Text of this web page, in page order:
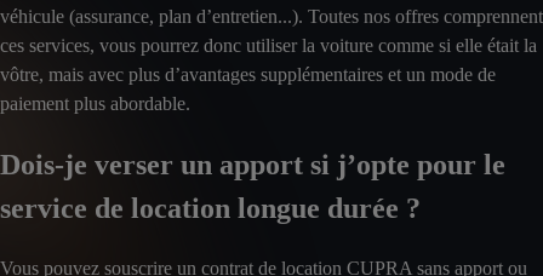
véhicule (assurance, plan d’entretien...). Toutes nos offres comprennent
ces services, vous pourrez donc utiliser la voiture comme si elle était la
vôtre, mais avec plus d’avantages supplémentaires et un mode de
paiement plus abordable.
Dois-je verser un apport si j’opte pour le
service de location longue durée ?
Vous pouvez souscrire un contrat de location CUPRA sans apport ou